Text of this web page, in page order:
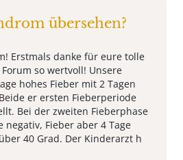
übersehen?
Erstmals danke für eure tolle
so wertvoll! Unsere
hohes Fieber mit 2 Tagen
er ersten Fieberperiode
Bei der zweiten Fieberphase
negativ, Fieber aber 4 Tage
40 Grad. Der Kinderarzt h